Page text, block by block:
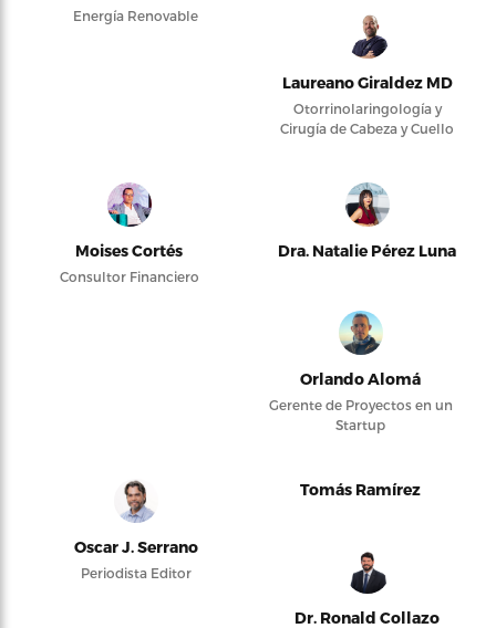
Energía Renovable
Laureano Giraldez MD
Otorrinolaringología y
Cirugía de Cabeza y Cuello
Moises Cortés
Consultor Financiero
Dra. Natalie Pérez Luna
Orlando Alomá
Gerente de Proyectos en un
Startup
Oscar J. Serrano
Periodista Editor
Tomás Ramírez
Dr. Ronald Collazo